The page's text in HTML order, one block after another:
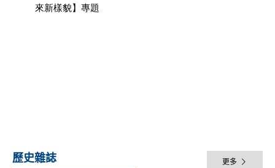
來新樣貌】專題
歷史雜誌 更多